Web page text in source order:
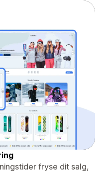
fryse dit salg,